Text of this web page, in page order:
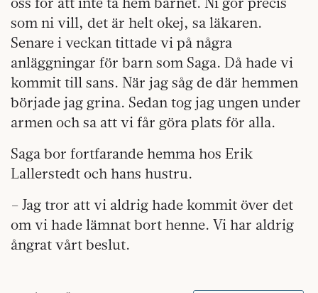
som ni vill, det är helt okej, sa läkaren.
Senare i veckan tittade vi på några
anläggningar för barn som Saga. Då hade vi
kommit till sans. När jag såg de där hemmen
började jag grina. Sedan tog jag ungen under
armen och sa att vi får göra plats för alla.
Saga bor fortfarande hemma hos Erik
Lallerstedt och hans hustru.
– Jag tror att vi aldrig hade kommit över det
om vi hade lämnat bort henne. Vi har aldrig
ångrat vårt beslut.